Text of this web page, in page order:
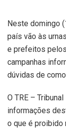
Neste domingo
país vão às
e prefeitos
campanhas
dúvidas de
O TRE –
informações
o que é proibido